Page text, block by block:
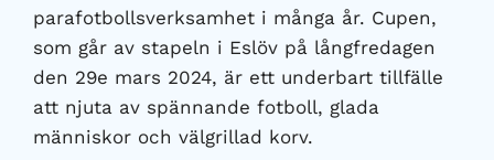
parafotbollsverksamhet i många år. Cupen,
som går av stapeln i Eslöv på långfredagen
den 29e mars 2024, är ett underbart tillfälle
att njuta av spännande fotboll, glada
människor och välgrillad korv.